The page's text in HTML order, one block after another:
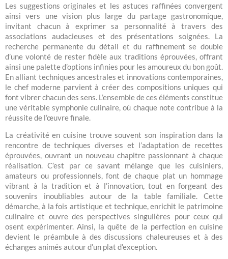
Les suggestions originales et les astuces raffinées convergent
ainsi vers une vision plus large du partage gastronomique,
invitant chacun à exprimer sa personnalité à travers des
associations audacieuses et des présentations soignées. La
recherche permanente du détail et du raffinement se double
d’une volonté de rester fidèle aux traditions éprouvées, offrant
ainsi une palette d’options infinies pour les amoureux du bon goût.
En alliant techniques ancestrales et innovations contemporaines,
le chef moderne parvient à créer des compositions uniques qui
font vibrer chacun des sens. L’ensemble de ces éléments constitue
une véritable symphonie culinaire, où chaque note contribue à la
réussite de l’œuvre finale.
La créativité en cuisine trouve souvent son inspiration dans la
rencontre de techniques diverses et l’adaptation de recettes
éprouvées, ouvrant un nouveau chapitre passionnant à chaque
réalisation. C’est par ce savant mélange que les cuisiniers,
amateurs ou professionnels, font de chaque plat un hommage
vibrant à la tradition et à l’innovation, tout en forgeant des
souvenirs inoubliables autour de la table familiale. Cette
démarche, à la fois artistique et technique, enrichit le patrimoine
culinaire et ouvre des perspectives singulières pour ceux qui
osent expérimenter. Ainsi, la quête de la perfection en cuisine
devient le préambule à des discussions chaleureuses et à des
échanges animés autour d’un plat d’exception.